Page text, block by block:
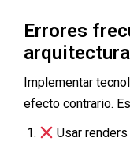
Errores
Implementar
efecto contrario.
Usar